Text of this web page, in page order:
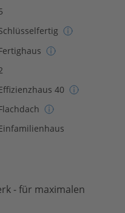
40
- für maximalen